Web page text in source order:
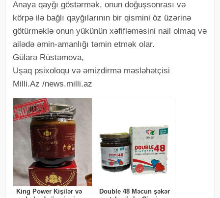
Anaya qayğı göstərmək, onun doğuşsonrası və
körpə ilə bağlı qayğılarının bir qismini öz üzərinə
götürməklə onun yükünün xəfifləməsini nail olmaq və
ailədə əmin-amanlığı təmin etmək olar.
Gülarə Rüstəmova,
Uşaq psixoloqu və əmizdirmə məsləhətçisi
Milli.Az /news.milli.az